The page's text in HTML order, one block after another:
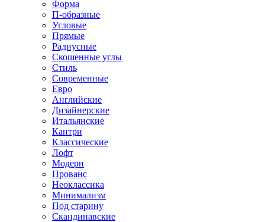
Форма
П-образные
Угловые
Прямые
Радиусные
Скошенные углы
Стиль
Современные
Евро
Английские
Дизайнерские
Итальянские
Кантри
Классические
Лофт
Модерн
Прованс
Неоклассика
Минимализм
Под старину
Скандинавские